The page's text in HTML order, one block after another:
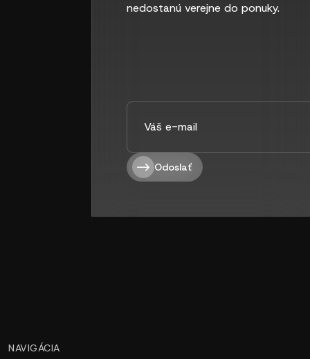
nedostanú verejne do ponuky.
Odoslať
NAVIGÁCIA